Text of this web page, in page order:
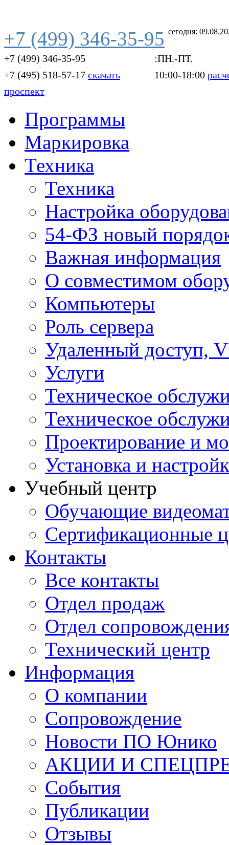
сегодня:
+7 (499) 346-35-95
+7 (499) 346-35-95
+7 (495) 518-57-17 скачать
проспект
:ПН.-ПТ.
10:00-18:00
Программы
Маркировка
Техника
Техника
Настройка
54-ФЗ новый
Важная информация
О совместимом
Компьютеры
Роль сервера
Удаленный доступ,
Услуги
Техническое
Техническое
Проектирование и
Установка и
Учебный центр
Обучающие
Сертификационные
Контакты
Все контакты
Отдел продаж
Отдел
Технический центр
Информация
О компании
Сопровождение
Новости ПО Юнико
АКЦИИ И
События
Публикации
Отзывы